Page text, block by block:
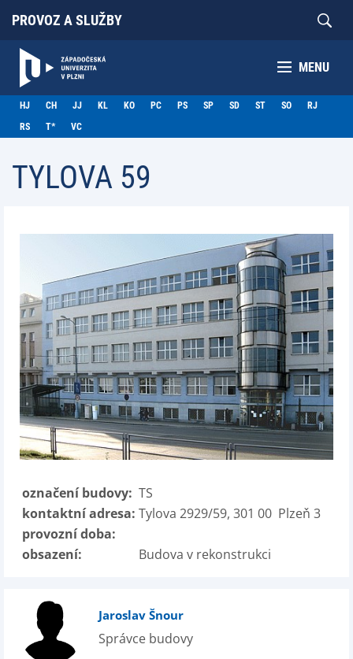
PROVOZ A SLUŽBY
MENU
HJ CH JJ KL KO PC PS SP SD ST SO
RJ
RS
T* VC
TYLOVA 59
označení budovy: TS
kontaktní adresa: Tylova 2929/59, 301 00 Plzeň 3
provozní doba:
obsazení:
Budova v rekonstrukci
Jaroslav Šnour
Správce budovy